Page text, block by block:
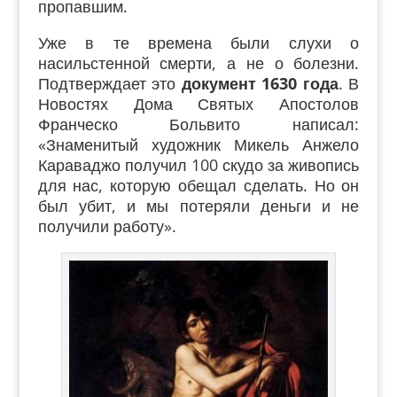
пропавшим.
Уже в те времена были слухи о
насильстенной смерти, а не о болезни.
Подтверждает это документ 1630 года. В
Новостях Дома Святых Апостолов
Франческо Больвито написал:
«Знаменитый художник Микель Анжело
Караваджо получил 100 скудо за живопись
для нас, которую обещал сделать. Но он
был убит, и мы потеряли деньги и не
получили работу».